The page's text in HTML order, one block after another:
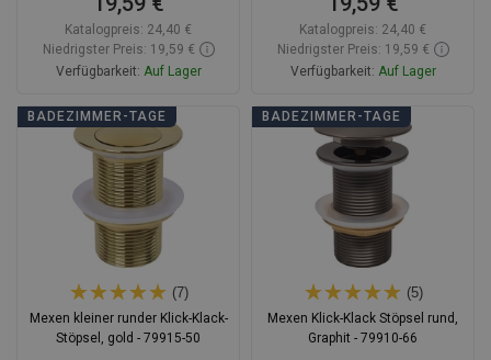
Katalogpreis: 24,40 €
Niedrigster Preis: 19,59 €
Verfügbarkeit: Auf Lager
In den Warenkorb
favorite_border Favorit
Vergleichen
Katalogpreis: 24,40 €
Niedrigster Preis: 19,59 €
Verfügbarkeit: Auf Lager
In den Warenkorb
favorite_border Favorit
Vergleichen
BADEZIMMER-TAGE
(7)
Mexen kleiner runder Klick-Klack-
Stöpsel, gold - 79915-50
BADEZIMMER-TAGE
(5)
Mexen Klick-Klack Stöpsel rund,
Graphit - 79910-66